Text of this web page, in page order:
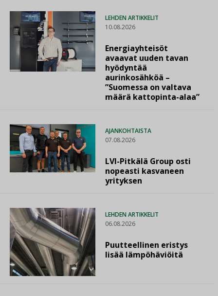
LEHDEN ARTIKKELIT
10.08.2026
Energiayhteisöt
avaavat uuden tavan
hyödyntää
aurinkosähköä –
”Suomessa on valtava
määrä kattopinta-alaa”
AJANKOHTAISTA
07.08.2026
LVI-Pitkälä Group osti
nopeasti kasvaneen
yrityksen
LEHDEN ARTIKKELIT
06.08.2026
Puutteellinen eristys
lisää lämpöhäviöitä